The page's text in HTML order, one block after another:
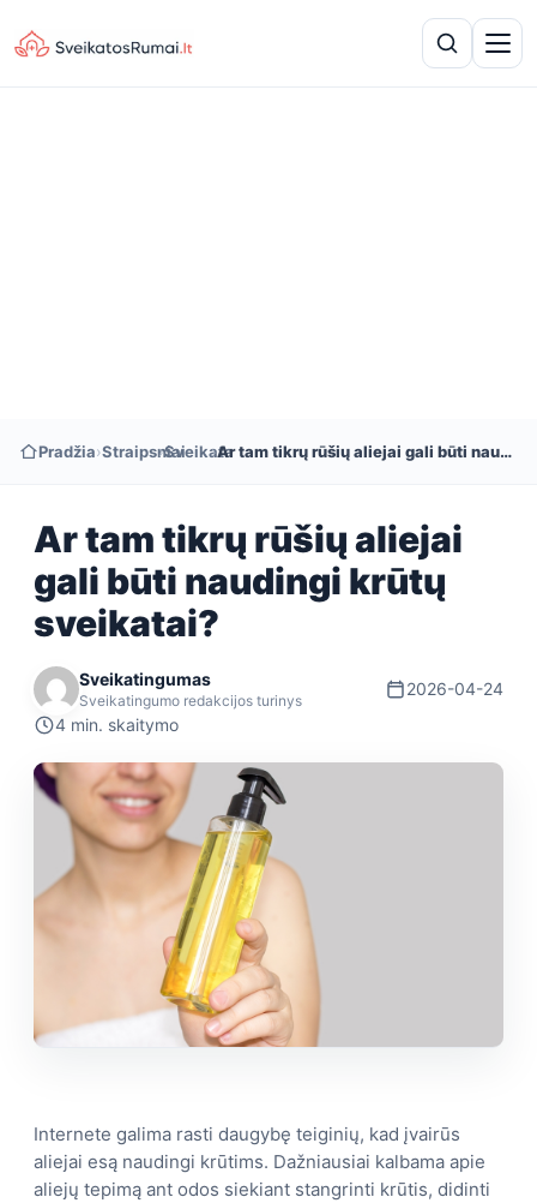
Pradžia›Straipsniai
›Sveikata
› Ar tam tikrų rūšių aliejai gali būti naudingi krūtų sveikatai?
Ar tam tikrų rūšių aliejai
gali būti naudingi krūtų
sveikatai?
Sveikatingumas
Sveikatingumo redakcijos turinys
2026-04-24
4 min. skaitymo
Internete galima rasti daugybę teiginių, kad įvairūs
aliejai esą naudingi krūtims. Dažniausiai kalbama apie
aliejų tepimą ant odos siekiant stangrinti krūtis, didinti